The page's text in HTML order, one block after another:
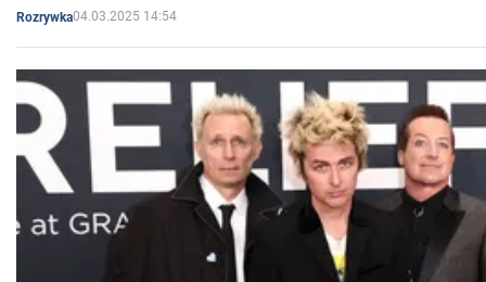
Rozrywka04.03.2025 14:54